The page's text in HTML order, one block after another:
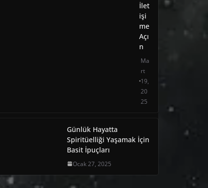
İlet
işi
me
Açı
n
Ma
rt
19,
20
25
Günlük Hayatta
Spiritüelliği Yaşamak İçin
Basit İpuçları
Ocak 27, 2025